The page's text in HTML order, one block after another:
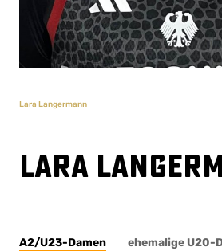
Lara Langermann
Lara
A2/U23-Damen
ehemalige U20-